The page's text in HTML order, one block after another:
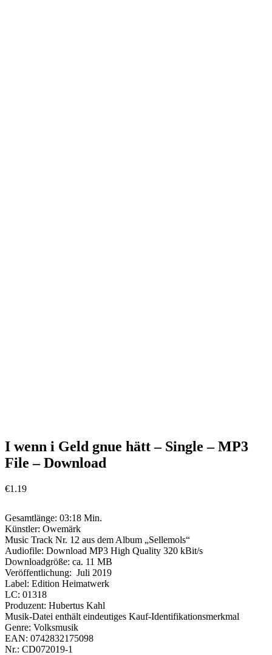
I wenn i Geld gnue hätt – Single – MP3
File – Download
€1.19
Gesamtlänge: 03:18 Min.
Künstler: Owemärk
Music Track Nr. 12 aus dem Album „Sellemols“
Audiofile: Download MP3 High Quality 320 kBit/s
Downloadgröße: ca. 11 MB
Veröffentlichung: Juli 2019
Label: Edition Heimatwerk
LC: 01318
Produzent: Hubertus Kahl
Musik-Datei enthält eindeutiges Kauf-Identifikationsmerkmal
Genre: Volksmusik
EAN: 0742832175098
Nr.: CD072019-1